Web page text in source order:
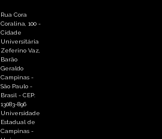
Rua Cora
Coralina, 100 -
Cidade
Universitária
Zeferino Vaz,
Barão
Geraldo
Campinas -
São Paulo -
Brasil - CEP:
13083-896
Universidade
Estadual de
Campinas -